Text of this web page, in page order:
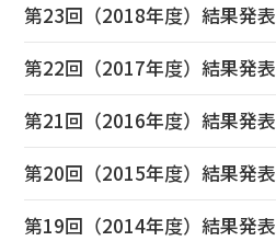
第23回（2018年度）結果発表
第22回（2017年度）結果発表
第21回（2016年度）結果発表
第20回（2015年度）結果発表
第19回（2014年度）結果発表